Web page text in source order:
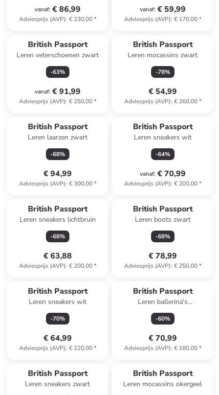
vanaf: € 86,99
Adviesprijs (AVP): € 230,00*
vanaf: € 59,99
Adviesprijs (AVP): € 170,00*
British Passport
Leren veterschoenen zwart
-63%
vanaf: € 91,99
Adviesprijs (AVP): € 250,00*
British Passport
Leren mocassins zwart
-78%
€ 54,99
Adviesprijs (AVP): € 260,00*
British Passport
Leren laarzen zwart
-68%
€ 94,99
Adviesprijs (AVP): € 300,00*
British Passport
Leren sneakers wit
-64%
vanaf: € 70,99
Adviesprijs (AVP): € 200,00*
British Passport
Leren sneakers lichtbruin
-68%
€ 63,88
Adviesprijs (AVP): € 200,00*
British Passport
Leren boots zwart
-68%
€ 78,99
Adviesprijs (AVP): € 250,00*
British Passport
Leren sneakers wit
-70%
€ 64,99
Adviesprijs (AVP): € 220,00*
British Passport
Leren ballerina's
lichtbruin/crème
-60%
€ 70,99
Adviesprijs (AVP): € 180,00*
British Passport
Leren sneakers zwart
British Passport
Leren mocassins okergeel